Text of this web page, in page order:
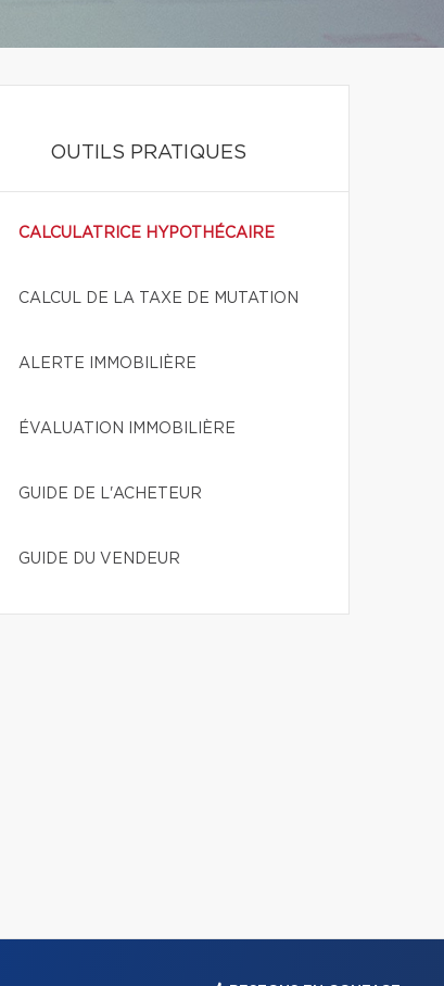
OUTILS PRATIQUES
CALCULATRICE HYPOTHÉCAIRE
CALCUL DE LA TAXE DE MUTATION
ALERTE IMMOBILIÈRE
ÉVALUATION IMMOBILIÈRE
GUIDE DE L'ACHETEUR
GUIDE DU VENDEUR